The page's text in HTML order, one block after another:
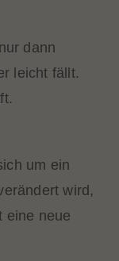
dann
leicht fällt.
um ein
wird,
eine neue